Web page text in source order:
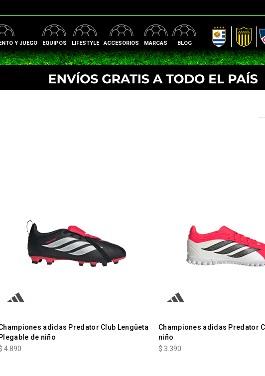
Y JUEGO EQUIPOS LIFESTYLE ACCESORIOS MARCAS BLOG
AUF Peñarol
adidas Predator Club Lengüeta
Plegable de niño
4.890
Championes adidas Predator
niño
$ 3.390